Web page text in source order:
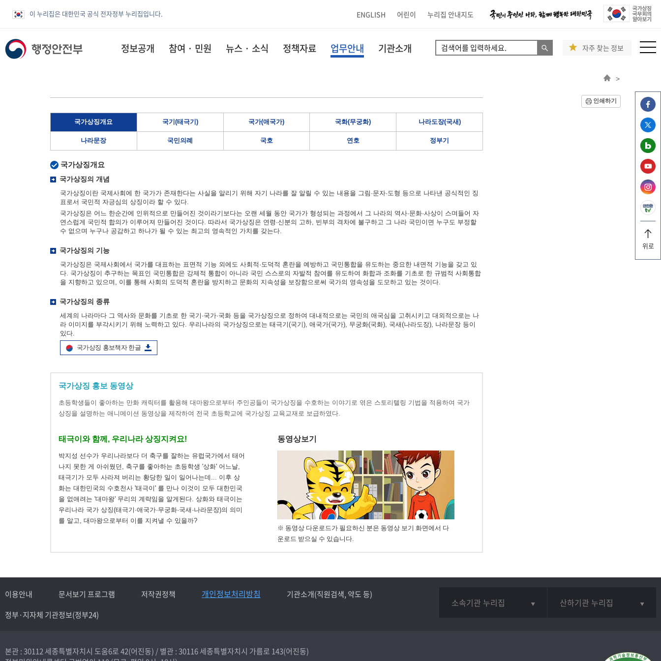
이 누리집은 대한민국 공식 전자정부 누리집입니다. ENGLISH 어린이 누리집 안내지도
위로
정보공개 참여 · 민원 뉴스 · 소식 정책자료 업무안내 기관소개 자주 찾는 정보
>
인쇄하기
국가상징개요 국기(태극기) 국가(애국가) 국화(무궁화) 나라도장(국새)
나라문장 국민의례 국호 연호 정부기
국가상징개요
국가상징의 개념
국가상징이란 국제사회에 한 국가가 존재한다는 사실을 알리기 위해 자기 나라를 잘 알릴 수 있는 내용을 그림·문자·도형 등으로 나타낸 공식적인 징
표로서 국민적 자긍심의 상징이라 할 수 있다.
국가상징은 어느 한순간에 인위적으로 만들어진 것이라기보다는 오랜 세월 동안 국가가 형성되는 과정에서 그 나라의 역사·문화·사상이 스며들어 자
연스럽게 국민적 합의가 이루어져 만들어진 것이다. 따라서 국가상징은 연령·신분의 고하, 빈부의 격차에 불구하고 그 나라 국민이면 누구도 부정할
수 없으며 누구나 공감하고 하나가 될 수 있는 최고의 영속적인 가치를 갖는다.
국가상징의 기능
국가상징은 국제사회에서 국가를 대표하는 표면적 기능 외에도 사회적·도덕적 혼란을 예방하고 국민통합을 유도하는 중요한 내면적 기능을 갖고 있
다. 국가상징이 추구하는 목표인 국민통합은 강제적 통합이 아니라 국민 스스로의 자발적 참여를 유도하여 화합과 조화를 기초로 한 규범적 사회통합
을 지향하고 있으며, 이를 통해 사회의 도덕적 혼란을 방지하고 문화의 지속성을 보장함으로써 국가의 영속성을 도모하고 있는 것이다.
국가상징의 종류
세계의 나라마다 그 역사와 문화를 기초로 한 국기·국가·국화 등을 국가상징으로 정하여 대내적으로는 국민의 애국심을 고취시키고 대외적으로는 나
라 이미지를 부각시키기 위해 노력하고 있다. 우리나라의 국가상징으로는 태극기(국기), 애국가(국가), 무궁화(국화), 국새(나라도장), 나라문장 등이
있다.
국가상징 홍보책자 한글
국가상징 홍보 동영상
초등학생들이 좋아하는 만화 캐릭터를 활용해 대마왕으로부터 주인공들이 국가상징을 수호하는 이야기로 엮은 스토리텔링 기법을 적용하여 국가
상징을 설명하는 애니메이션 동영상을 제작하여 전국 초등학교에 국가상징 교육교재로 보급하였다.
태극이와 함께, 우리나라 상징지켜요!
박지성 선수가 우리나라보다 더 축구를 잘하는 유럽국가에서 태어
나지 못한 게 아쉬웠던, 축구를 좋아하는 초등학생 '상화' 어느날,
태극기가 모두 사라져 버리는 황당한 일이 일어나는데... 이후 상
화는 대한민국의 수호천사 '태극이' 를 만나 이것이 모두 대한민국
을 없애려는 '대마왕' 무리의 계략임을 알게된다. 상화와 태극이는
우리나라 국가 상징(태극기·애국가·무궁화·국새·나라문장)의 의미
를 알고, 대마왕으로부터 이를 지켜낼 수 있을까?
동영상보기
※ 동영상 다운로드가 필요하신 분은 동영상 보기 화면에서 다
운로드 받으실 수 있습니다.
이용안내 문서보기 프로그램 저작권정책 개인정보처리방침
기관소개(직원검색, 약도 등)
정부·지자체 기관정보(정부24)
소속기관 누리집 산하기관 누리집
본관 : 30112 세종특별자치시 도움6로 42(어진동) /별관 : 30116 세종특별자치시 가름로 143(어진동)